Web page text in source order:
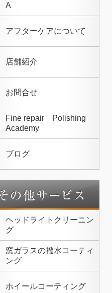
A
アフターケアについて
店舗紹介
お問合せ
Fine repair Polishing
Academy
ブログ
ヘッドライトクリーニン
グ
窓ガラスの撥水コーティ
ング
ホイールコーティング